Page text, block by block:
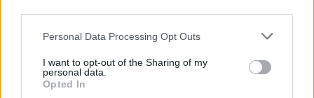
Please note that this website/app uses one or more Google
not limited to your visit or usage behaviour. You may click to
grant or deny consent to Google and its third-party tags to
use your data for below specified purposes in below Google
Personal Data Processing Opt Outs
I want to opt-out of the Sharing of my
personal data.
Opted In
σε θέση να αλλάζουν τη διαδρομή, για να φτάσουν στον
προορισμό τους το συντομότερο δυνατό.